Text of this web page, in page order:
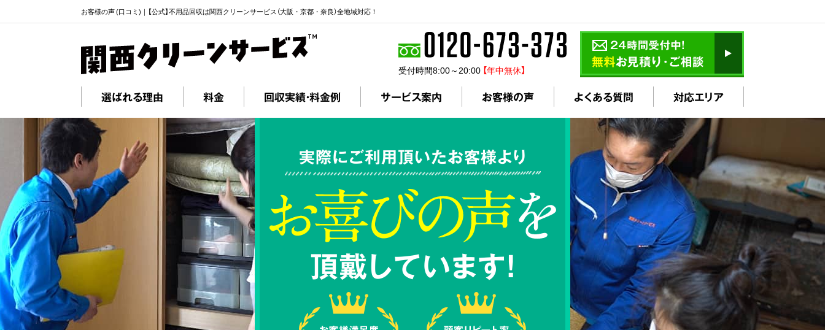
お客様の声 (口コミ)｜【公式】不用品回収は関西クリーンサービス（大阪・京都・奈良）全地域対応！
受付時間8:00～20:00 【年中無休】
選ばれる理由 料金 回収実績・料金例 サービス案内 お客様の声 よくある質問 対応エリア
実際にご利用頂いたお客様より
頂戴しています!